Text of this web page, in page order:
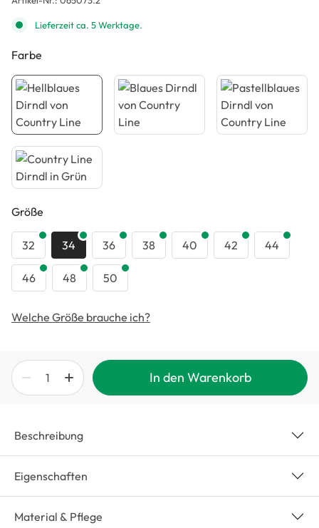
Lieferzeit ca. 5 Werktage.
Farbe
Größe
32 34 36 38 40 42 44
46 48 50
Welche Größe brauche ich?
In den Warenkorb
Beschreibung
Eigenschaften
Material & Pflege